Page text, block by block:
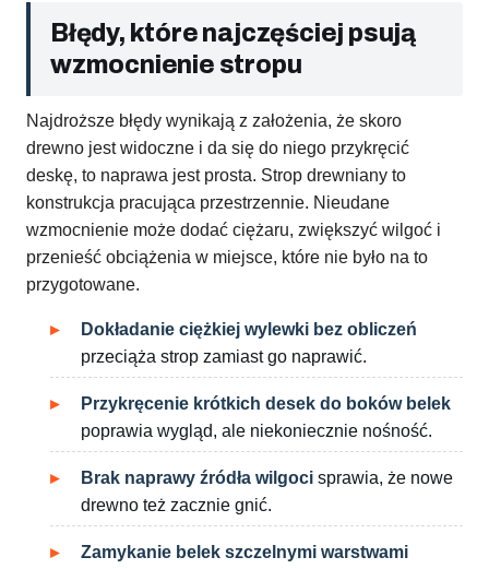
Błędy, które najczęściej psują
wzmocnienie stropu
Najdroższe błędy wynikają z założenia, że skoro
drewno jest widoczne i da się do niego przykręcić
deskę, to naprawa jest prosta. Strop drewniany to
konstrukcja pracująca przestrzennie. Nieudane
wzmocnienie może dodać ciężaru, zwiększyć wilgoć i
przenieść obciążenia w miejsce, które nie było na to
przygotowane.
Dokładanie ciężkiej wylewki bez obliczeń
przeciąża strop zamiast go naprawić.
Przykręcenie krótkich desek do boków belek
poprawia wygląd, ale niekoniecznie nośność.
Brak naprawy źródła wilgoci sprawia, że nowe
drewno też zacznie gnić.
Zamykanie belek szczelnymi warstwami